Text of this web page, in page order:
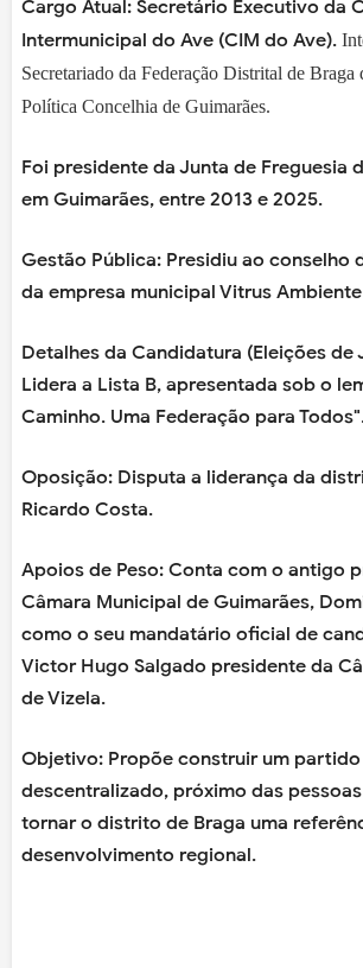
Cargo Atual: Secretário Executivo da
Intermunicipal do Ave (CIM do Ave).
Secretariado da Federação Distrital de Braga
Política Concelhia de Guimarães.
Foi presidente da Junta de Freguesia
em Guimarães, entre 2013 e 2025.
Gestão Pública: Presidiu ao conselho
da empresa municipal Vitrus
Detalhes da Candidatura (Eleições de
Lidera a Lista B, apresentada sob o
Caminho. Uma Federação para
Oposição: Disputa a liderança da
Ricardo Costa.
Apoios de Peso: Conta com o antigo
Câmara Municipal de Guimarães,
como o seu mandatário oficial de
Victor Hugo Salgado presidente da
de Vizela.
Objetivo: Propõe construir um
descentralizado, próximo das
tornar o distrito de Braga uma
desenvolvimento regional.